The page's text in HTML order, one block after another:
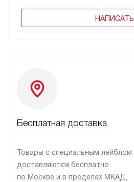
НАПИСАТЬ
Бесплатная доставка
Товары с специальным лейблом
доставляются бесплатно
по Москве и в пределах МКАД,